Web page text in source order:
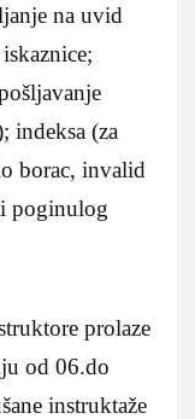
na uvid
indeksa (za
borac, invalid
poginulog
prolaze
od 06.do
instruktaže